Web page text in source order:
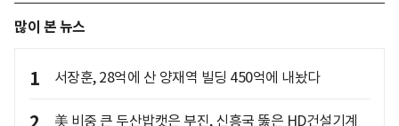
많이 본 뉴스
1 서장훈, 28억에 산 양재역 빌딩 450억에 내놨다
美 비중 큰 두산밥캣은 부진, 신흥국 뚫은 HD건설기계